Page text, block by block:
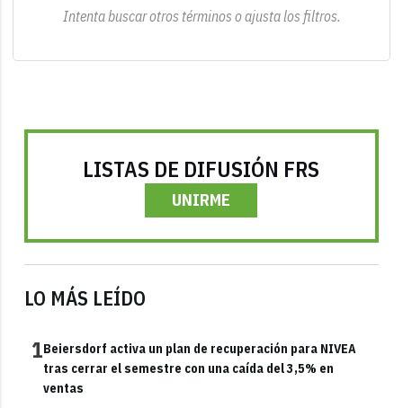
Intenta buscar otros términos o ajusta los filtros.
LISTAS DE DIFUSIÓN FRS
UNIRME
LO MÁS LEÍDO
1Beiersdorf activa un plan de recuperación para NIVEA
tras cerrar el semestre con una caída del 3,5% en
ventas